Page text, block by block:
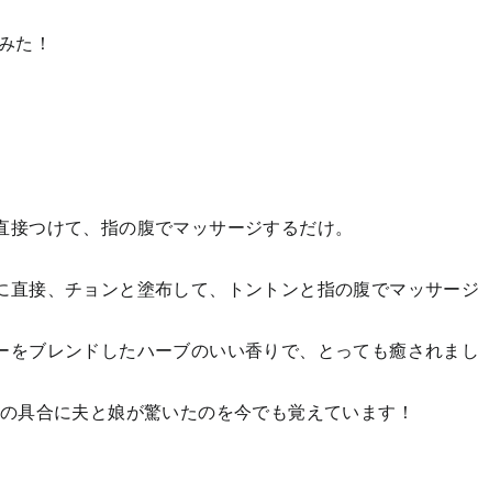
た！
つけて、指の腹でマッサージするだけ。
接、チョンと塗布して、トントンと指の腹でマッサー
ブレンドしたハーブのいい香りで、とっても癒されまし
具合に夫と娘が驚いたのを今でも覚えています！